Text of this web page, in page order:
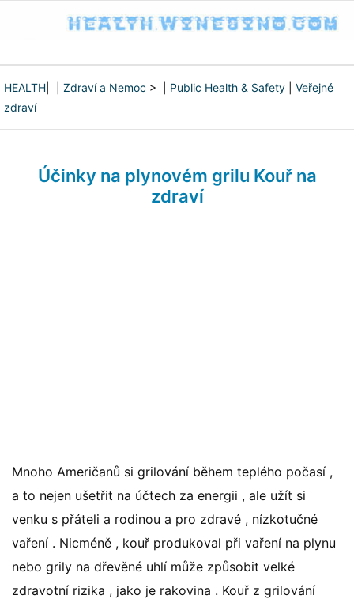
HEALTH Zdraví a Nemoc > | Public Health & Safety
Veřejné
zdraví
Účinky na plynovém grilu Kouř na
zdraví
Mnoho Američanů si grilování během teplého počasí ,
a to nejen ušetřit na účtech za energii , ale užít si
venku s přáteli a rodinou a pro zdravé , nízkotučné
vaření . Nicméně , kouř produkoval při vaření na plynu
nebo grily na dřevěné uhlí může způsobit velké
zdravotní rizika , jako je rakovina . Kouř z grilování